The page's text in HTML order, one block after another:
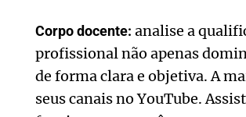
Corpo docente: analise a
profissional não apenas
de forma clara e objetiva. A
seus canais no YouTube.